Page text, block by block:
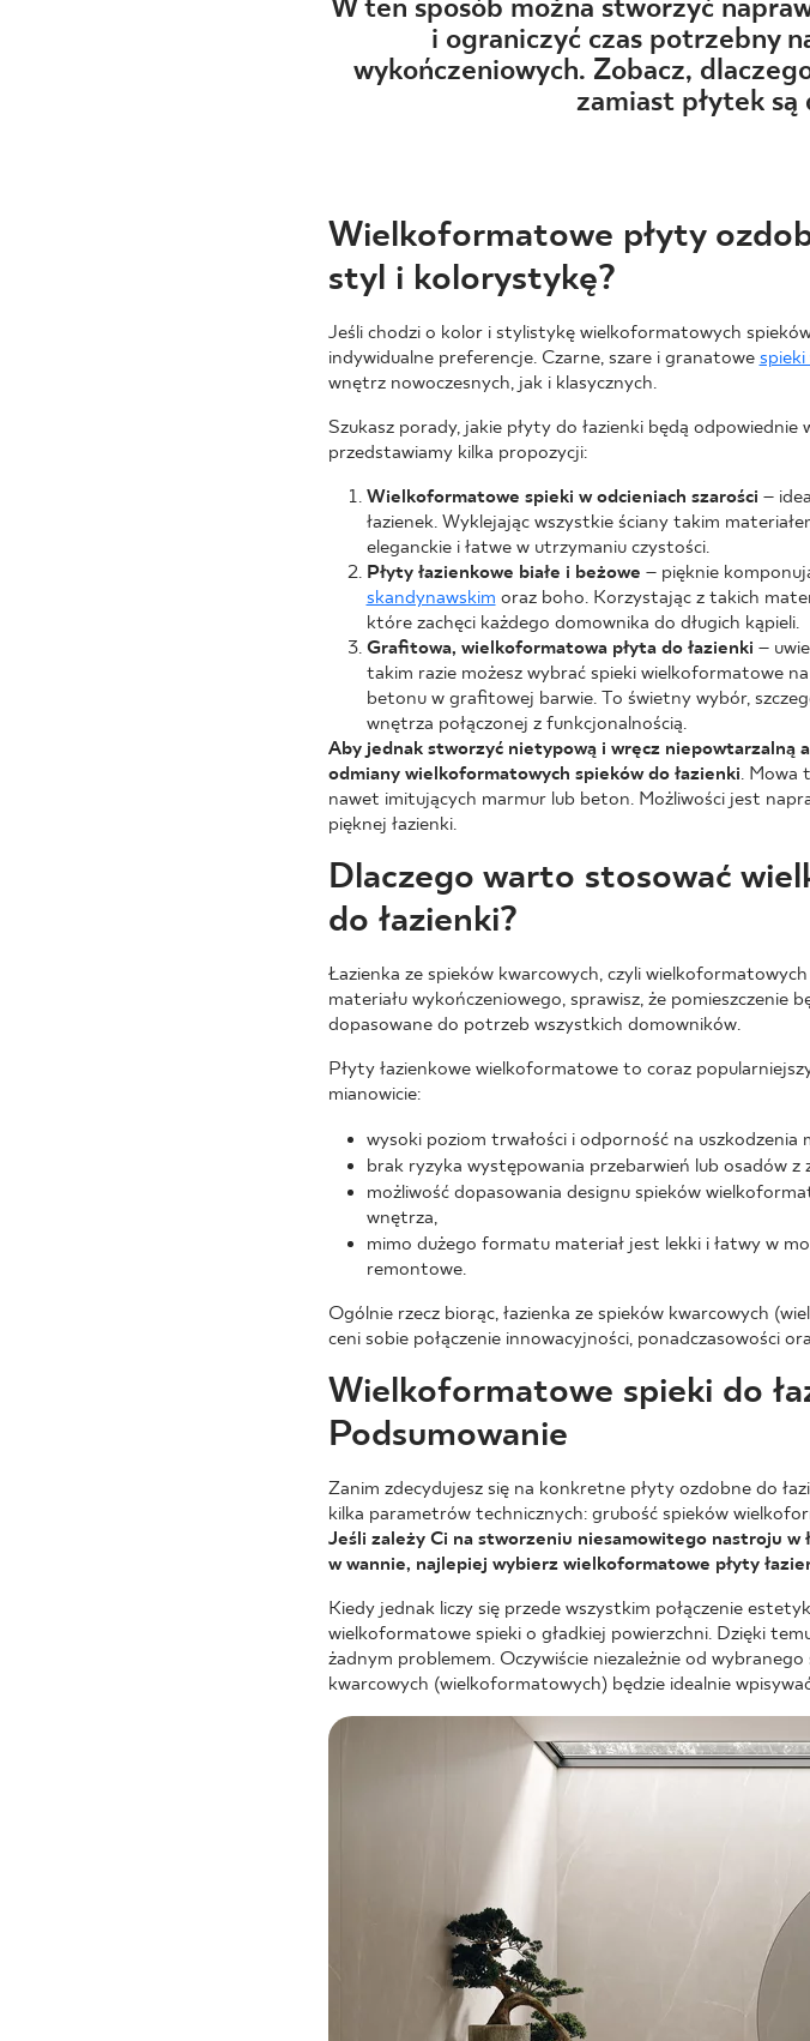
DE UK
W ten sposób można stworzyć
i ograniczyć czas potrzebny
wykończeniowych. Zobacz,
zamiast płytek
Wielkoformatowe płyty
styl i kolorystykę?
Jeśli chodzi o kolor i stylistykę wielkoformatowych
indywidualne preferencje. Czarne, szare i granatowe
wnętrz nowoczesnych, jak i klasycznych.
Szukasz porady, jakie płyty do łazienki będą
przedstawiamy kilka propozycji:
Wielkoformatowe spieki w odcieniach szarości –
łazienek. Wyklejając wszystkie ściany takim
eleganckie i łatwe w utrzymaniu czystości.
Płyty łazienkowe białe i beżowe – pięknie
skandynawskim oraz boho. Korzystając z takich
które zachęci każdego domownika do długich kąpieli.
Grafitowa, wielkoformatowa płyta do łazienki –
takim razie możesz wybrać spieki wielkoformatowe
betonu w grafitowej barwie. To świetny wybór,
wnętrza połączonej z funkcjonalnością.
Aby jednak stworzyć nietypową i wręcz niepowtarzalną
odmiany wielkoformatowych spieków do łazienki. Mowa
nawet imitujących marmur lub beton. Możliwości jest
pięknej łazienki.
Dlaczego warto stosować
do łazienki?
Łazienka ze spieków kwarcowych, czyli
materiału wykończeniowego, sprawisz, że
dopasowane do potrzeb wszystkich domowników.
Płyty łazienkowe wielkoformatowe to coraz
mianowicie:
wysoki poziom trwałości i odporność na uszkodzenia
brak ryzyka występowania przebarwień lub osadów z
możliwość dopasowania designu spieków
wnętrza,
mimo dużego formatu materiał jest lekki i łatwy w
remontowe.
Ogólnie rzecz biorąc, łazienka ze spieków kwarcowych
ceni sobie połączenie innowacyjności, ponadczasowości
Wielkoformatowe spieki do
Podsumowanie
Zanim zdecydujesz się na konkretne płyty ozdobne do
kilka parametrów technicznych: grubość spieków
Jeśli zależy Ci na stworzeniu niesamowitego nastroju w
w wannie, najlepiej wybierz wielkoformatowe płyty
Kiedy jednak liczy się przede wszystkim połączenie
wielkoformatowe spieki o gładkiej powierzchni. Dzięki
żadnym problemem. Oczywiście niezależnie od
kwarcowych (wielkoformatowych) będzie idealnie